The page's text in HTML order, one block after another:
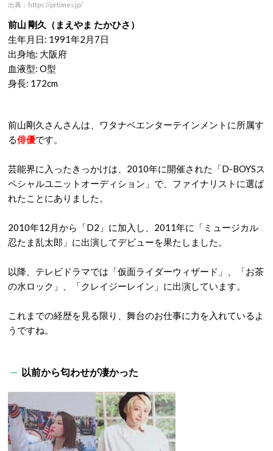
出典：https://prtimes.jp/
前山 剛久（まえやま たかひさ）
生年月日: 1991年2月7日
出身地: 大阪府
血液型: O型
身長: 172cm
前山剛久さんさんは、ワタナベエンターテインメントに所属す
る俳優です。
芸能界に入ったきっかけは、2010年に開催された「D-BOYSス
ペシャルユニットオーディション」で、ファイナリストに選ば
れたことにありました。
2010年12月から「D2」に加入し、2011年に「ミュージカル
忍たま乱太郎」に出演してデビューを果たしました。
以降、テレビドラマでは「仮面ライダーウィザード」、「お茶
の水ロック」、「クレイジーレイン」に出演しています。
これまでの経歴を見る限り、舞台のお仕事に力を入れているよ
うですね。
以前から匂わせが凄かった